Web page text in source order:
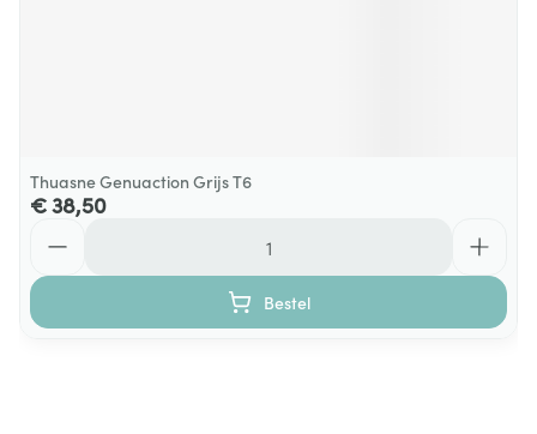
Thuasne Genuaction Grijs T6
€ 38,50
Bestel